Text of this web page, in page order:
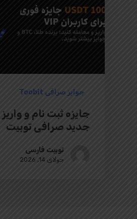
جوایز صرافی Toobit
جایزه ثبت نام و واریز
جدید صرافی توبیت
توبیت فارسی
جولای 14, 2026